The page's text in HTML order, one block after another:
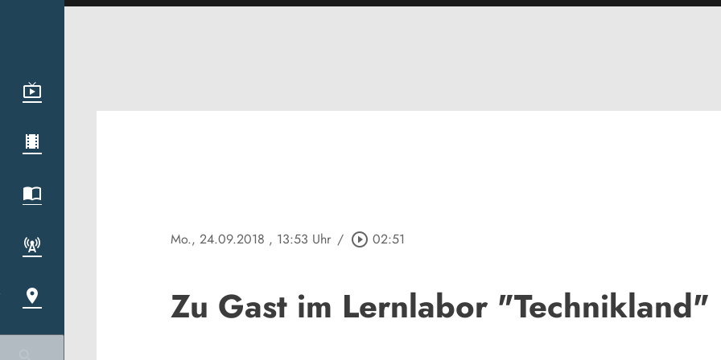
Mo., 24.09.2018 , 13:53 Uhr / play_circle_outline 02:51
Zu Gast im Lernlabor "Technikland"